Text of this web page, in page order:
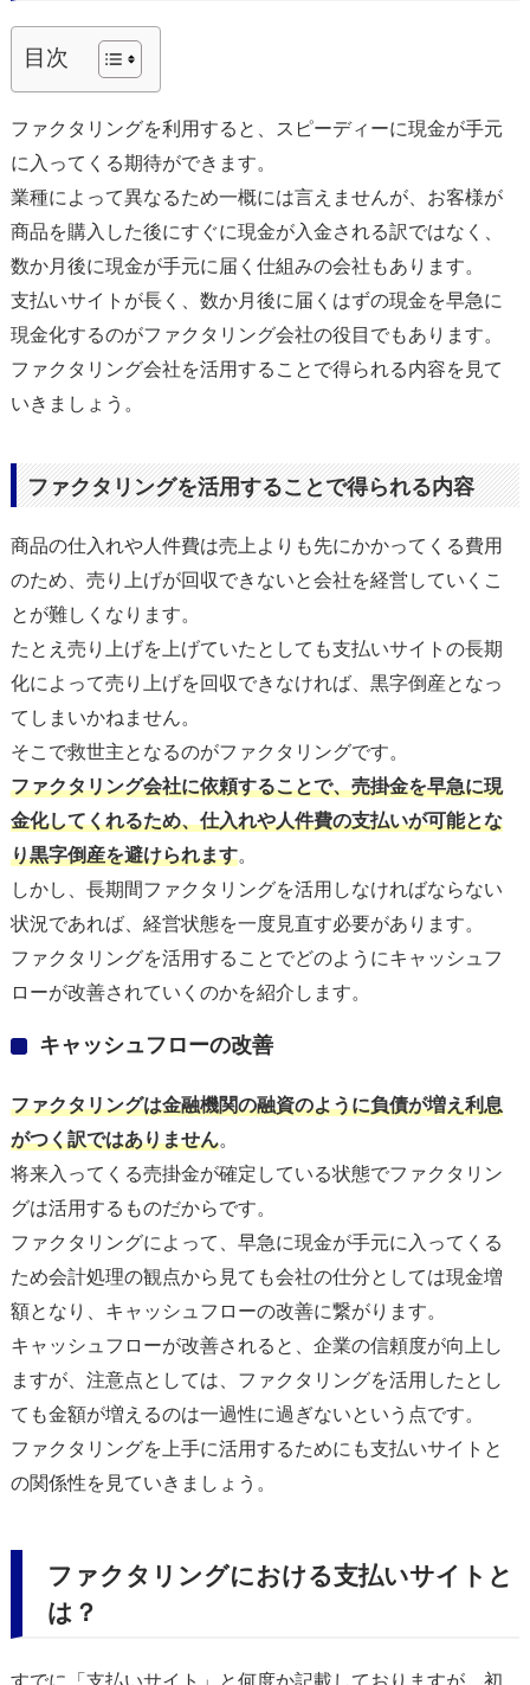
目次
ファクタリングを利用すると、スピーディーに現金が手元
に入ってくる期待ができます。
業種によって異なるため一概には言えませんが、お客様が
商品を購入した後にすぐに現金が入金される訳ではなく、
数か月後に現金が手元に届く仕組みの会社もあります。
支払いサイトが長く、数か月後に届くはずの現金を早急に
現金化するのがファクタリング会社の役目でもあります。
ファクタリング会社を活用することで得られる内容を見て
いきましょう。
ファクタリングを活用することで得られる内容
商品の仕入れや人件費は売上よりも先にかかってくる費用
のため、売り上げが回収できないと会社を経営していくこ
とが難しくなります。
たとえ売り上げを上げていたとしても支払いサイトの長期
化によって売り上げを回収できなければ、黒字倒産となっ
てしまいかねません。
そこで救世主となるのがファクタリングです。
ファクタリング会社に依頼することで、売掛金を早急に現
金化してくれるため、仕入れや人件費の支払いが可能とな
り黒字倒産を避けられます。
しかし、長期間ファクタリングを活用しなければならない
状況であれば、経営状態を一度見直す必要があります。
ファクタリングを活用することでどのようにキャッシュフ
ローが改善されていくのかを紹介します。
キャッシュフローの改善
ファクタリングは金融機関の融資のように負債が増え利息
がつく訳ではありません。
将来入ってくる売掛金が確定している状態でファクタリン
グは活用するものだからです。
ファクタリングによって、早急に現金が手元に入ってくる
ため会計処理の観点から見ても会社の仕分としては現金増
額となり、キャッシュフローの改善に繋がります。
キャッシュフローが改善されると、企業の信頼度が向上し
ますが、注意点としては、ファクタリングを活用したとし
ても金額が増えるのは一過性に過ぎないという点です。
ファクタリングを上手に活用するためにも支払いサイトと
の関係性を見ていきましょう。
ファクタリングにおける支払いサイトと
は？
すでに「支払いサイト」と何度か記載しておりますが、初